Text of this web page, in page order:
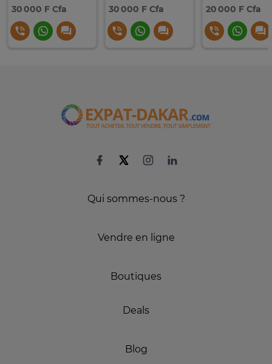
30 000 F Cfa 30 000 F Cfa 20 000 F Cfa
Qui sommes-nous ?
Vendre en ligne
Boutiques
Deals
Blog